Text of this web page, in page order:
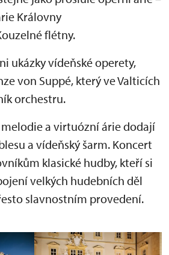
Královny
flétny.
ukázky vídeňské operety,
von Suppé, který ve Valticích
orchestru.
a virtuózní árie dodají
a vídeňský šarm. Koncert
klasické hudby, kteří si
velkých hudebních děl
slavnostním provedení.